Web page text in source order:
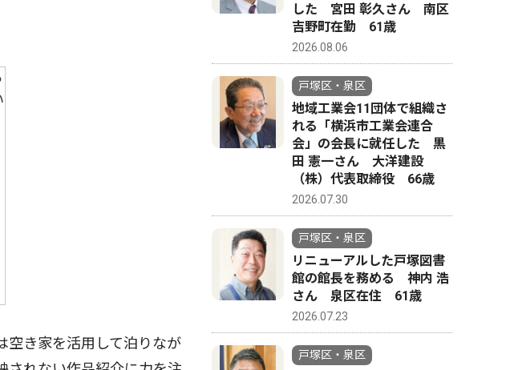
空き家を活用して泊りなが
した 宮田 彰久さん 南区
吉野町在勤 61歳
2026.08.06
戸塚区・泉区
地域工業会11団体で組織さ
れる「横浜市工業会連合
会」の会長に就任した 黒
田 憲一さん 大洋建設
（株）代表取締役 66歳
2026.07.30
戸塚区・泉区
リニューアルした戸塚図書
館の館長を務める 神内 浩
さん 泉区在住 61歳
2026.07.23
戸塚区・泉区